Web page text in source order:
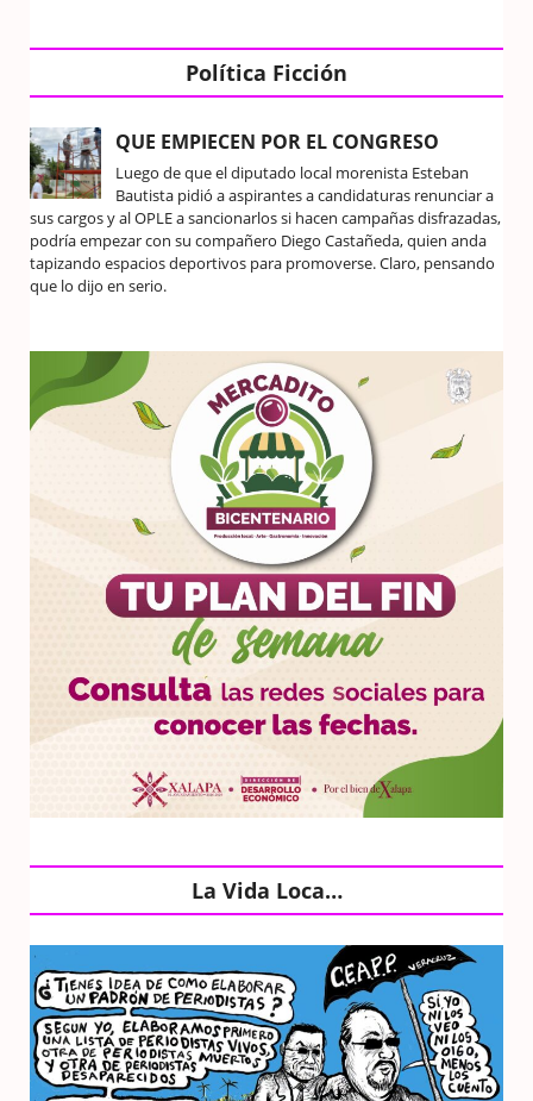
Política Ficción
QUE EMPIECEN POR EL CONGRESO
Luego de que el diputado local morenista Esteban
Bautista pidió a aspirantes a candidaturas renunciar a
sus cargos y al OPLE a sancionarlos si hacen campañas disfrazadas,
podría empezar con su compañero Diego Castañeda, quien anda
tapizando espacios deportivos para promoverse. Claro, pensando
que lo dijo en serio.
La Vida Loca…